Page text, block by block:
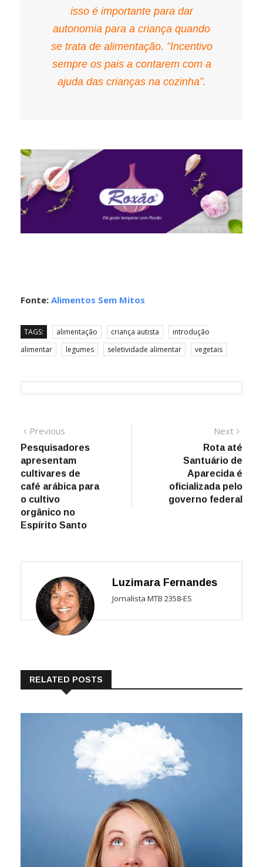
isso é importante para dar
autonomia para a criança quando
se trata de alimentação. “Incentivo
sempre os pais a contarem com a
ajuda das crianças na cozinha”.
Fonte: Alimentos Sem Mitos
TAGS: alimentação criança autista
introdução
alimentar
legumes seletividade alimentar vegetais
Navegação
de
Post
Previous
post:
Pesquisadores
apresentam
cultivares de
café arábica para
o cultivo
orgânico no
Espírito Santo
Next
Rota até
Santuário de
Aparecida é
oficializada pelo
governo federal
Luzimara Fernandes
Jornalista MTB 2358-ES
RELATED POSTS